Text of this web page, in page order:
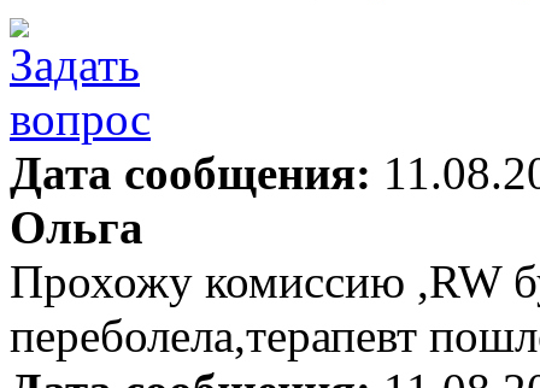
Дата сообщения:
Ольга
Прохожу комиссию ,RW
переболела,терапевт